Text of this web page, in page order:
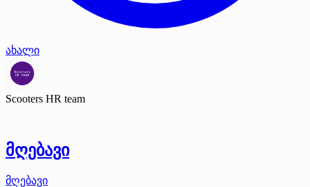
ახალი
Scooters HR team
მღებავი
მღებავი